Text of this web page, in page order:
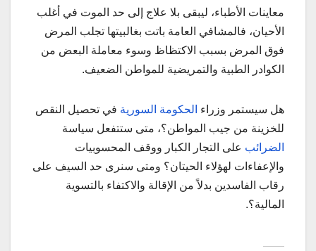
معاينات الأطباء، ليبقى بلا علاج إلى حد الموت في أغلب
الأحيان، فالمشافي العامة باتت بغالبيتها تجلب المرض
فوق المرض بسبب الاكتظاظ وسوء معاملة البعض من
الكوادر الطبية والتمريضية للمواطن الضعيف.
هل سيستمر وزراء الحكومة السورية في تحصيل النقص
للخزينة من جيب المواطن؟، متى ستتفعل سياسة
الضرائب على التجار الكبار ووقف المحسوبيات
والإعفاءات لهؤلاء الحيتان؟ ومتى سنرى حد السيف على
رقاب الفاسدين بدلاً من الإقالة والاكتفاء بالتسوية
المالية؟.